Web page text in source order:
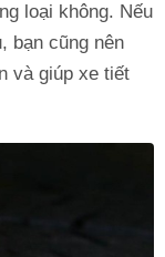
loại không. Nếu
bạn cũng nên
và giúp xe tiết